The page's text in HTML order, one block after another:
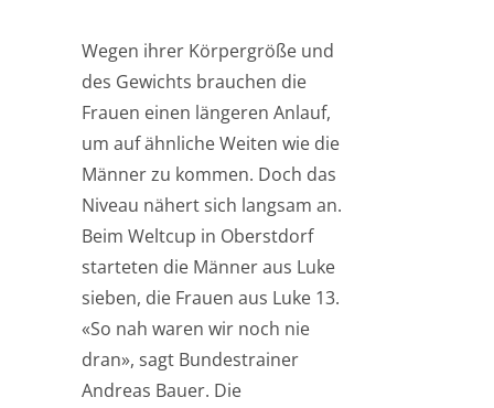
Wegen ihrer Körpergröße und
des Gewichts brauchen die
Frauen einen längeren Anlauf,
um auf ähnliche Weiten wie die
Männer zu kommen. Doch das
Niveau nähert sich langsam an.
Beim Weltcup in Oberstdorf
starteten die Männer aus Luke
sieben, die Frauen aus Luke 13.
«So nah waren wir noch nie
dran», sagt Bundestrainer
Andreas Bauer. Die